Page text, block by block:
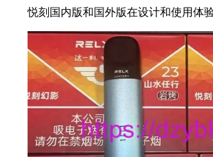
悦刻国内版和国外版在设计和使用体